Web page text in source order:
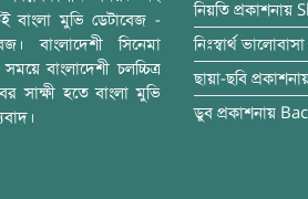
বাংলা মুভি ডেটাবেজ -
বাংলাদেশী সিনেমা
বাংলাদেশী চলচ্চিত্র
সাক্ষী হতে বাংলা মুভি
নিয়তি প্রকাশনায়
নিঃস্বার্থ ভালোবাসা
ছায়া-ছবি
ডুব প্রকাশনায়